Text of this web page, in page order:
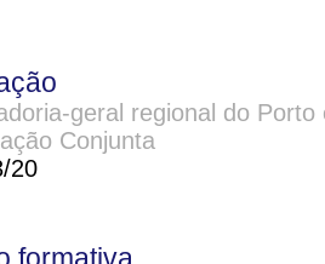
geral regional do
Conjunta
20